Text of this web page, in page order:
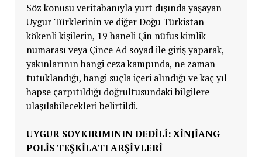
Söz konusu veritabanıyla yurt dışında yaşayan
Uygur Türklerinin ve diğer Doğu Türkistan
kökenli kişilerin, 19 haneli Çin nüfus kimlik
numarası veya Çince Ad soyad ile giriş yaparak,
yakınlarının hangi ceza kampında, ne zaman
tutuklandığı, hangi suçla içeri alındığı ve kaç yıl
hapse çarpıtıldığı doğrultusundaki bilgilere
ulaşılabilecekleri belirtildi.
UYGUR SOYKIRIMININ DEDİLİ: XİNJİANG
POLİS TEŞKİLATI ARŞİVLERİ